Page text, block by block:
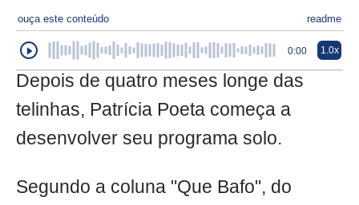
ouça este conteúdo readme
0:00 1.0x
Depois de quatro meses longe das
telinhas, Patrícia Poeta começa a
desenvolver seu programa solo.
Segundo a coluna "Que Bafo", do